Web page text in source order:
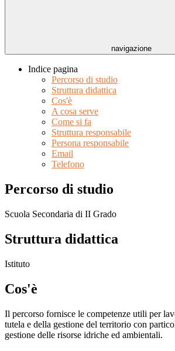
navigazione
Indice pagina
Percorso di studio
Struttura didattica
Cos'è
A cosa serve
Come si fa
Struttura responsabile
Persona responsabile
Email
Telefono
Percorso di studio
Scuola Secondaria di II Grado
Struttura didattica
Istituto
Cos'è
Il percorso fornisce le competenze utili per
tutela e della gestione del territorio con
gestione delle risorse idriche ed ambientali.